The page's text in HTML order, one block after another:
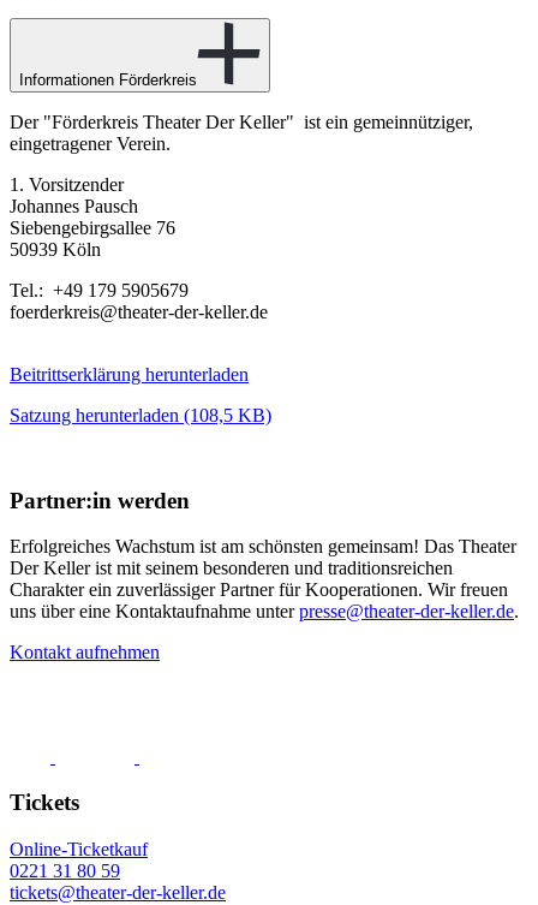
Informationen Förderkreis
Der "Förderkreis Theater Der Keller" ist ein gemeinnütziger,
eingetragener Verein.
1. Vorsitzender
Johannes Pausch
Siebengebirgsallee 76
50939 Köln
Tel.: +49 179 5905679
foerderkreis@theater-der-keller.de
Beitrittserklärung herunterladen
Satzung herunterladen (108,5 KB)
Partner:in werden
Erfolgreiches Wachstum ist am schönsten gemeinsam! Das Theater
Der Keller ist mit seinem besonderen und traditionsreichen
Charakter ein zuverlässiger Partner für Kooperationen. Wir freuen
uns über eine Kontaktaufnahme unterpresse@theater-der-keller.de.
Kontakt aufnehmen
Tickets
Online-Ticketkauf
0221 31 80 59
tickets@theater-der-keller.de